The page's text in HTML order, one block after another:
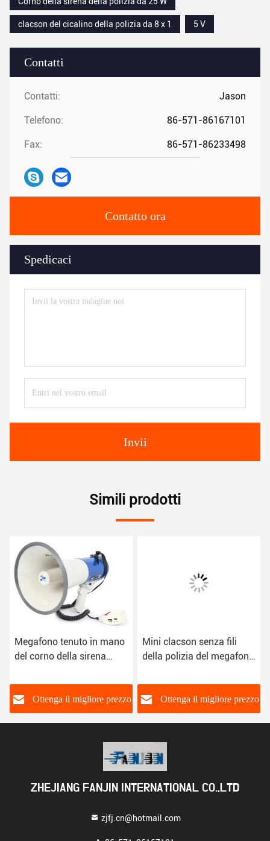
Contatti
Contatti: Jason
Telefono: 86-571-86167101
Fax: 86-571-86233498
Contatto ora
Spedicaci
Invii
clacson del cicalino della polizia da 8 x 1 5 V
Simili prodotti
Megafono tenuto in mano
del corno della sirena
regolabile 7.4V a 12V
Ottenga il migliore prezzo
Mini clacson senza fili
della polizia del megafono
la conformità legale
dell'automobile
Ottenga il migliore prezzo
ZHEJIANG FANJIN INTERNATIONAL CO.,LTD
zjfj.cn@hotmail.com